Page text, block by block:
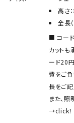
高さ
全長
コー
カット
ード20
費をご
長をご記
また、
→click！